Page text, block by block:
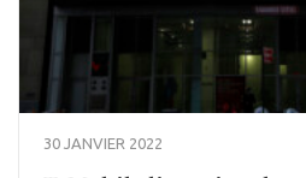
30 JANVIER 2022